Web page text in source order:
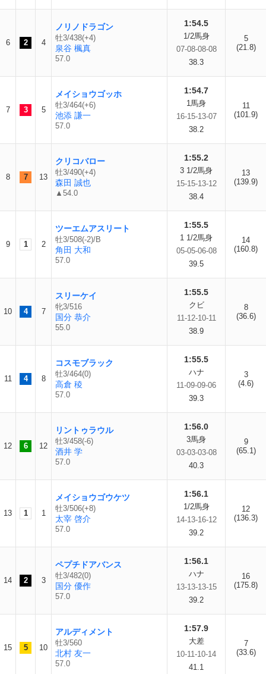
6 2 4
ノリノドラゴン
牡3/438(+4)
泉谷 楓真
57.0
1:54.5
1/2馬身
07-08-08-08
38.3
5
(21.8)
7 3 5
メイショウゴッホ
牡3/464(+6)
池添 謙一
57.0
1:54.7
1馬身
16-15-13-07
38.2
11
(101.9)
8 7 13
クリコバロー
牡3/490(+4)
森田 誠也
▲54.0
1:55.2
3 1/2馬身
15-15-13-12
38.4
13
(139.9)
9 1 2
ツーエムアスリート
牡3/508(-2)/B
角田 大和
57.0
1:55.5
1 1/2馬身
05-05-06-08
39.5
14
(160.8)
10 4 7
スリーケイ
牝3/516
国分 恭介
55.0
1:55.5
クビ
11-12-10-11
38.9
8
(36.6)
11 4 8
コスモブラック
牡3/464(0)
高倉 稜
57.0
1:55.5
ハナ
11-09-09-06
39.3
3
(4.6)
12 6 12
リントゥラウル
牡3/458(-6)
酒井 学
57.0
1:56.0
3馬身
03-03-03-08
40.3
9
(65.1)
13 1 1
メイショウゴウケツ
牡3/506(+8)
太宰 啓介
57.0
1:56.1
1/2馬身
14-13-16-12
39.2
12
(136.3)
14 2 3
ペプチドアバンス
牡3/482(0)
国分 優作
57.0
1:56.1
ハナ
13-13-13-15
39.2
16
(175.8)
15 5 10
アルディメント
牡3/560
北村 友一
57.0
1:57.9
大差
10-11-10-14
41.1
7
(33.6)